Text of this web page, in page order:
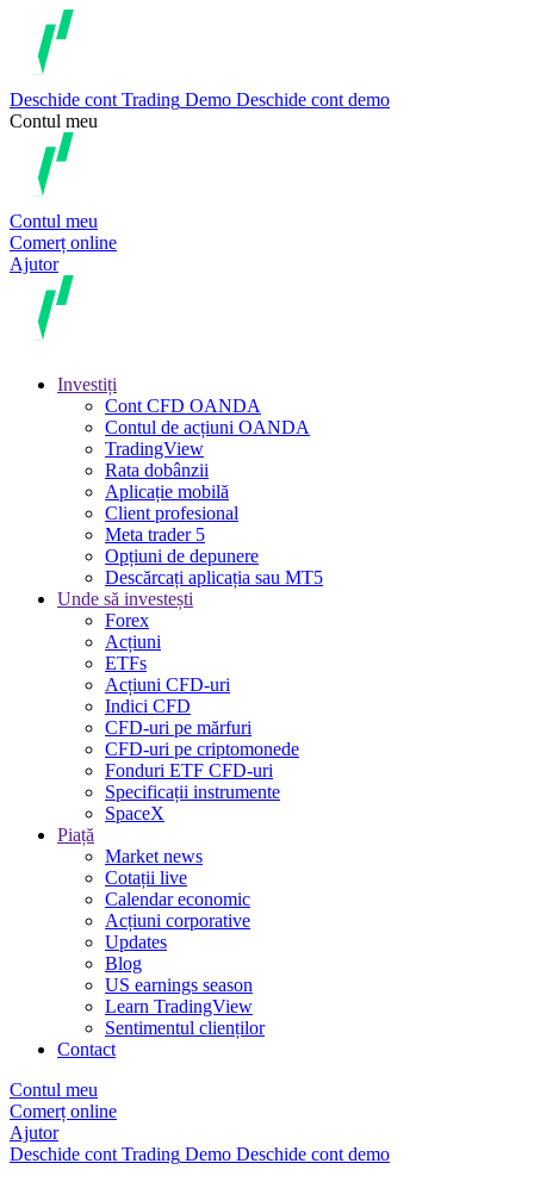
Deschide cont Trading Demo Deschide cont demo
Contul meu
Contul meu
Comerț online
Ajutor
Investiți
Cont CFD OANDA
Contul de acțiuni OANDA
TradingView
Rata dobânzii
Aplicație mobilă
Client profesional
Meta trader 5
Opțiuni de depunere
Descărcați aplicația sau MT5
Unde să investești
Forex
Acțiuni
ETFs
Acțiuni CFD-uri
Indici CFD
CFD-uri pe mărfuri
CFD-uri pe criptomonede
Fonduri ETF CFD-uri
Specificații instrumente
SpaceX
Piață
Market news
Cotații live
Calendar economic
Acțiuni corporative
Updates
Blog
US earnings season
Learn TradingView
Sentimentul clienților
Contact
Contul meu
Comerț online
Ajutor
Deschide cont Trading Demo Deschide cont demo